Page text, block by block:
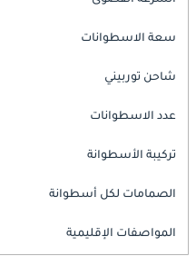
سعة الاسطوانات
شاحن توربيني
عدد الاسطوانات
تركيبة الأسطوانة
الصمامات لكل أسطوانة
المواصفات الإقليمية